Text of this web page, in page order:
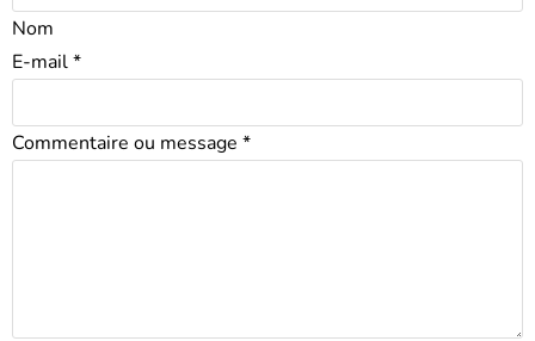
Nom
E-mail*
Commentaire ou message *